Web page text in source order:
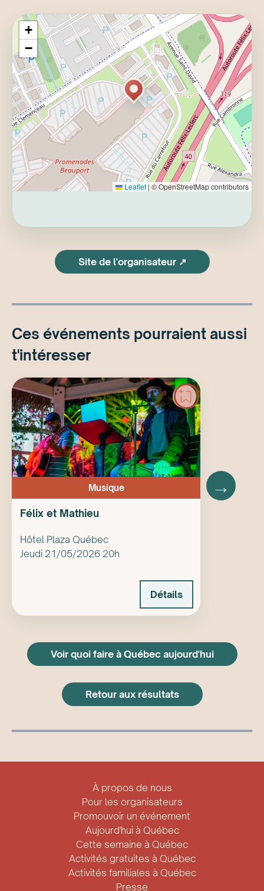
+
−
Leaflet |© OpenStreetMap contributors
Site de l'organisateur ↗
Ces événements pourraient aussi
t'intéresser
Musique
Félix et Mathieu
Hôtel Plaza Québec
Jeudi 21/05/2026 20h
Détails
→
Voir quoi faire à Québec aujourd'hui
Retour aux résultats
À propos de nous
Pour les organisateurs
Promouvoir un événement
Aujourd'hui à Québec
Cette semaine à Québec
Activités gratuites à Québec
Activités familiales à Québec
Presse